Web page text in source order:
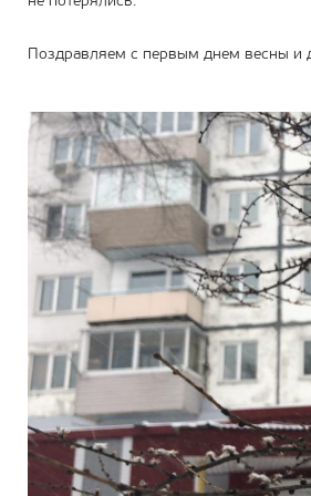
Поздравляем с первым днем весны и